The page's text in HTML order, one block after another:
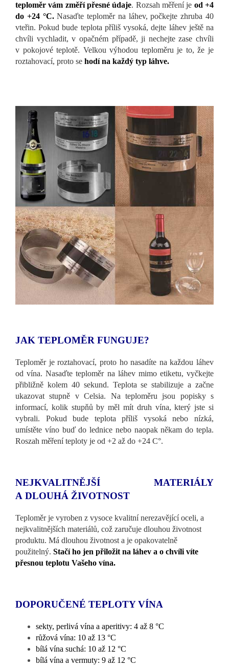
teploměr vám změří přesné údaje. Rozsah měření je od +4
do +24 °C. Nasaďte teploměr na láhev, počkejte zhruba 40
vteřin. Pokud bude teplota příliš vysoká, dejte láhev ještě na
chvíli vychladit, v opačném případě, ji nechejte zase chvíli
v pokojové teplotě. Velkou výhodou teploměru je to, že je
roztahovací, proto se hodí na každý typ láhve.
JAK TEPLOMĚR FUNGUJE?
Teploměr je roztahovací, proto ho nasadíte na každou láhev
od vína. Nasaďte teploměr na láhev mimo etiketu, vyčkejte
přibližně kolem 40 sekund. Teplota se stabilizuje a začne
ukazovat stupně v Celsia. Na teploměru jsou popisky s
informací, kolik stupňů by měl mít druh vína, který jste si
vybrali. Pokud bude teplota příliš vysoká nebo nízká,
umístěte víno buď do lednice nebo naopak někam do tepla.
Roszah měření teploty je od +2 až do +24 C°.
NEJKVALITNĚJŠÍ MATERIÁLY
A DLOUHÁ ŽIVOTNOST
Teploměr je vyroben z vysoce kvalitní nerezavějící oceli, a
nejkvalitnějších materiálů, což zaručuje dlouhou životnost
produktu. Má dlouhou životnost a je opakovatelně
použitelný. Stačí ho jen přiložit na láhev a o chvíli víte
přesnou teplotu Vašeho vína.
DOPORUČENÉ TEPLOTY VÍNA
sekty, perlivá vína a aperitivy: 4 až 8 °C
růžová vína: 10 až 13 °C
bílá vína suchá: 10 až 12 °C
bílá vína a vermuty: 9 až 12 °C